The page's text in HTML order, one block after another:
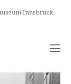
Innsbruck